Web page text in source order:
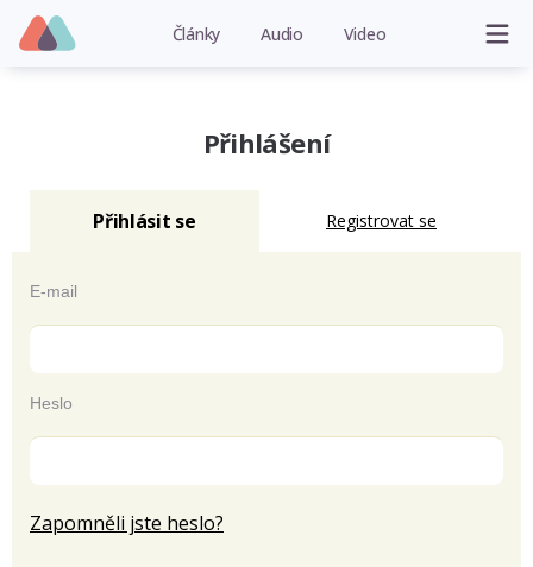
Články Audio Video
Přihlášení
Přihlásit se Registrovat se
E-mail
Heslo
Zapomněli jste heslo?